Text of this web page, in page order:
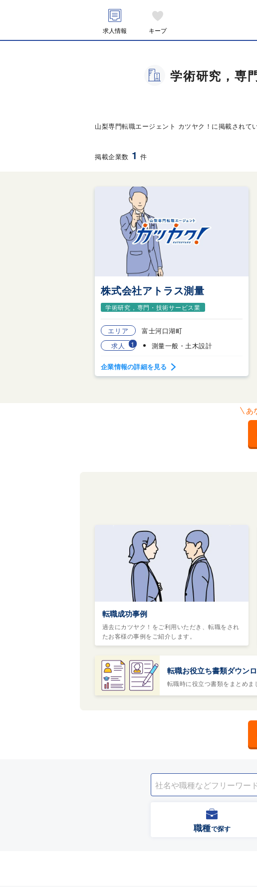
求人情報 キープ
学術研究，専
山梨専門転職エージェント カツヤク！に掲載されて
掲載企業数 1 件
株式会社アトラス測量
学術研究，専門・技術サービス業
エリア
富士河口湖町
求人
1 測量一般・土木設計
企業情報の詳細を見る
あ
転職成功事例
過去にカツヤク！をご利用いただき、転職をされ
たお客様の事例をご紹介します。
転職お役立ち書類ダウン
転職時に役立つ書類をまとめま
職種で探す